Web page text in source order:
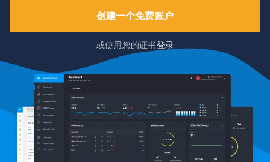
创建一个免费账户
或使用您的证书登录